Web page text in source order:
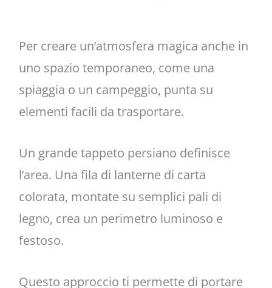
Per creare un’atmosfera magica anche in
uno spazio temporaneo, come una
spiaggia o un campeggio, punta su
elementi facili da trasportare.
Un grande tappeto persiano definisce
l’area. Una fila di lanterne di carta
colorata, montate su semplici pali di
legno, crea un perimetro luminoso e
festoso.
Questo approccio ti permette di portare